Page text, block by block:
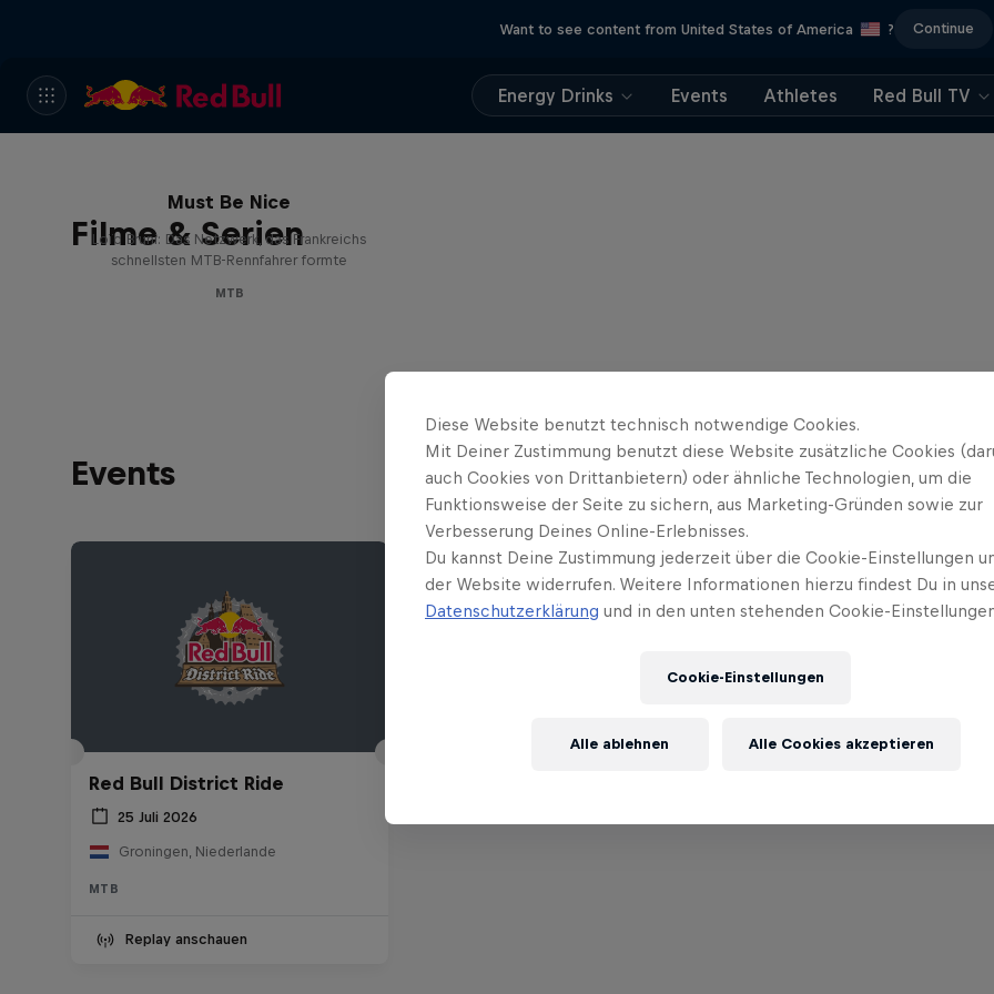
Want to see content from United States of America ? Continue
Energy Drinks Events Athletes Red Bull TV
Filme & Serien
Must Be Nice
Loïc Bruni: Das Netzwerk, das Frankreichs
schnellsten MTB-Rennfahrer formte
MTB
Events
Red Bull District Ride
25 Juli 2026
Groningen, Niederlande
MTB
Replay anschauen
Diese Website benutzt technisch notwendige Cookies.
Mit Deiner Zustimmung benutzt diese Website zusätzliche Cookies
auch Cookies von Drittanbietern) oder ähnliche Technologien, um die
Funktionsweise der Seite zu sichern, aus Marketing-Gründen sowie zur
Verbesserung Deines Online-Erlebnisses.
Du kannst Deine Zustimmung jederzeit über die Cookie-Einstellungen
der Website widerrufen. Weitere Informationen hierzu findest Du in
Datenschutzerklärung und in den unten stehenden Cookie-
Cookie-Einstellungen
Alle ablehnen Alle Cookies akzeptieren